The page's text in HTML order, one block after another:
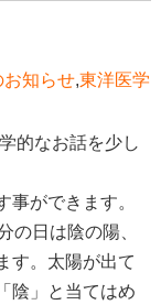
お知らせ,東洋医学
的なお話を少し
ができます。
の日は陰の陽、
す。太陽が出て
陰」と当てはめ